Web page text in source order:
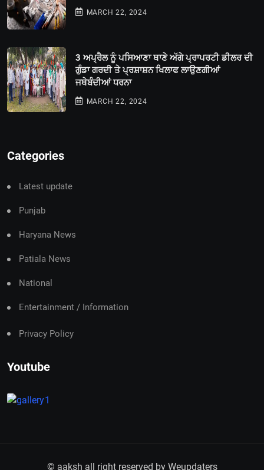
MARCH 22, 2024
3 ਅਪ੍ਰੈਲ ਨੂੰ ਪਸਿਆਣਾ ਥਾਣੇ ਅੱਗੇ ਪ੍ਰਾਪਰਟੀ ਡੀਲਰ ਦੀ
ਗੁੰਡਾ ਗਰਦੀ ਤੇ ਪ੍ਰਸ਼ਾਸ਼ਨ ਖਿਲਾਫ ਲਾਉਣਗੀਆਂ
ਜਥੇਬੰਦੀਆਂ ਧਰਨਾ
MARCH 22, 2024
Categories
Latest update
Punjab
Haryana News
Patiala News
National
Entertainment / Information
Privacy Policy
Youtube
© aaksh all right reserved by Weupdaters